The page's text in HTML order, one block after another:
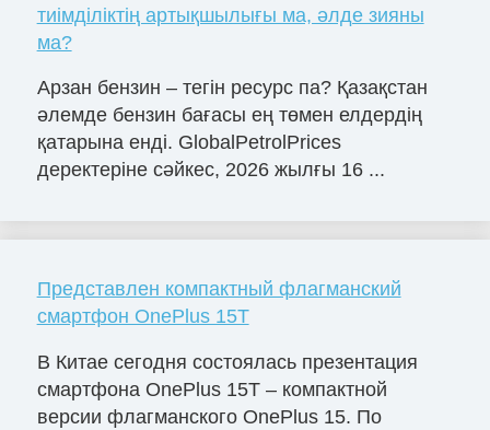
тиімділіктің артықшылығы ма, әлде зияны
ма?
Арзан бензин – тегін ресурс па? Қазақстан
әлемде бензин бағасы ең төмен елдердің
қатарына енді. GlobalPetrolPrices
деректеріне сәйкес, 2026 жылғы 16 ...
Представлен компактный флагманский
смартфон OnePlus 15T
В Китае сегодня состоялась презентация
смартфона OnePlus 15T – компактной
версии флагманского OnePlus 15. По